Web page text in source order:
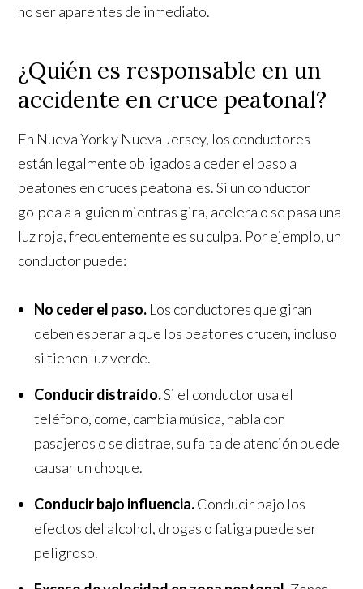
no ser aparentes de inmediato.
¿Quién es responsable en un
accidente en cruce peatonal?
En Nueva York y Nueva Jersey, los conductores
están legalmente obligados a ceder el paso a
peatones en cruces peatonales. Si un conductor
golpea a alguien mientras gira, acelera o se pasa una
luz roja, frecuentemente es su culpa. Por ejemplo, un
conductor puede:
No ceder el paso. Los conductores que giran
deben esperar a que los peatones crucen, incluso
si tienen luz verde.
Conducir distraído.Si el conductor usa el
teléfono, come, cambia música, habla con
pasajeros o se distrae, su falta de atención puede
causar un choque.
Conducir bajo influencia.Conducir bajo los
efectos del alcohol, drogas o fatiga puede ser
peligroso.